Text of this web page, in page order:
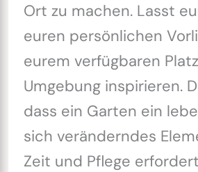
Ort zu machen. Lasst
euren persönlichen
eurem verfügbaren
Umgebung inspirieren.
dass ein Garten ein
sich veränderndes
Zeit und Pflege